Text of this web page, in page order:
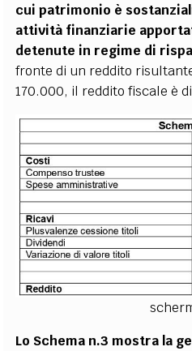
cui patrimonio è
attività finanziarie
detenute in regime di
fronte di un reddito
170.000, il reddito fiscale è
Lo Schema n.3 mostra la